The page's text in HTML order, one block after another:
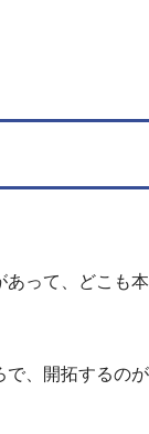
あって、どこも本
で、開拓するのが